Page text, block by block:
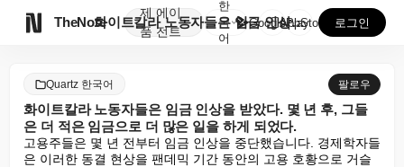
TheNote
제
품
에이
전트
화이트칼라 노동자들은 임금 인상을 받았다. 몇 년 후,...
한
국
어
GooglePlay
AppStore 로그인
Quartz 한국어 팔로우
화이트칼라 노동자들은 임금 인상을 받았다. 몇 년 후, 그들
은 더 적은 임금으로 더 많은 일을 하게 되었다.
고용주들은 몇 년 전부터 임금 인상을 중단했습니다. 경제학자들
은 이러한 동결 현상을 팬데믹 기간 동안의 고용 호황으로 거슬